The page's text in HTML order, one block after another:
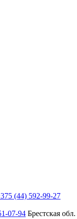
(44) 592-99-27
07-94 Брестская обл.